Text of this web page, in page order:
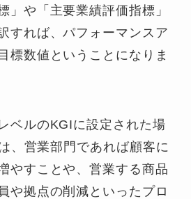
」や「主要業績評価指標」
すれば、パフォーマンスア
標数値ということになりま
ベルのKGIに設定された場
、営業部門であれば顧客に
やすことや、営業する商品
や拠点の削減といったプロ